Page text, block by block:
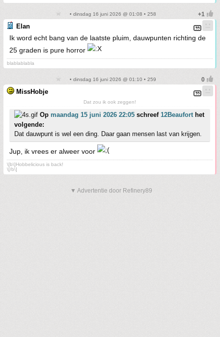
• dinsdag 16 juni 2026 @ 01:08 • 258
Elan
Ik word echt bang van de laatste pluim, dauwpunten richting de
25 graden is pure horror
blablablabla
• dinsdag 16 juni 2026 @ 01:10 • 259
MissHobje
Dat zou ik ook zeggen!
Op maandag 15 juni 2026 22:05 schreef 12Beauforthet
volgende:
Dat dauwpunt is wel een ding. Daar gaan mensen last van krijgen.
Jup, ik vrees er alweer voor
\[b\]Hobbelicious is back!
\[/b\]
▼ Advertentie door Refinery89